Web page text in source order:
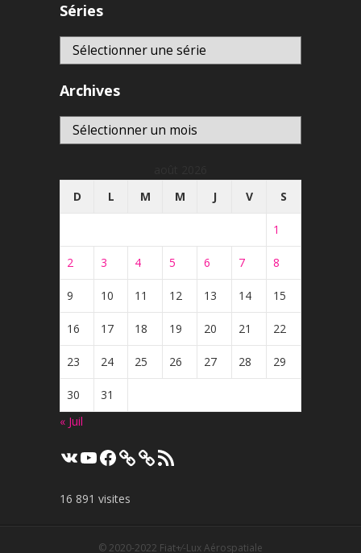
Séries
Archives
Archives
D
L M M J V S
1
2 3 4 5 6 7 8
9 10 11 12 13 14 15
16 17 18 19 20 21 22
23 24 25 26 27 28 29
30
31
« Juil
VK YouTube
Facebook Flux
RSS
16 891 visites
© 2020-2022 Fiat+⁄-Lux Aérospatiale